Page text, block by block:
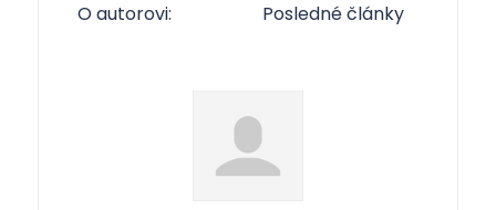
O autorovi: Posledné články